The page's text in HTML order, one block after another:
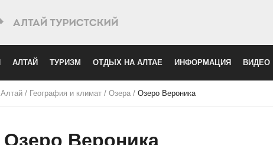
АЛТАЙ ТУРИЗМ ОТДЫХ НА АЛТАЕ ИНФОРМАЦИЯ ВИДЕО
Алтай/ География и климат/ Озера/ Озеро Вероника
Озеро Вероника